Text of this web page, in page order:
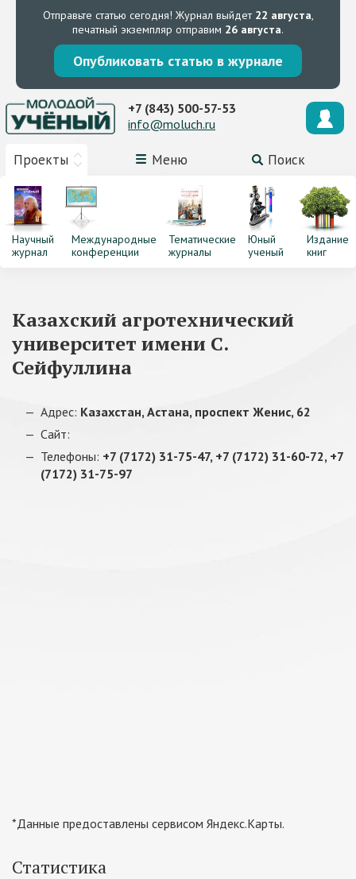
Отправьте статью сегодня! Журнал выйдет 22 августа,
печатный экземпляр отправим 26 августа.
Опубликовать статью в журнале
Проекты Меню Поиск
+7 (843) 500-57-53
info@moluch.ru
Научный
журнал
Международные
конференции
Тематические
журналы
Юный
ученый
Издание
книг
Казахский агротехнический
университет имени С.
Сейфуллина
Адрес: Казахстан, Астана, проспект Женис, 62
Сайт:
Телефоны: +7 (7172) 31-75-47, +7 (7172) 31-60-72, +7
(7172) 31-75-97
*Данные предоставлены сервисом Яндекс.Карты.
Статистика